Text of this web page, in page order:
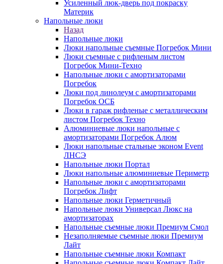
Усиленный люк-дверь под покраску
Материк
Напольные люки
Назад
Напольные люки
Люки напольные съемные Погребок Мини
Люки съемные с рифленым листом
Погребок Мини-Техно
Напольные люки с амортизаторами
Погребок
Люки под линолеум с амортизаторами
Погребок ОСБ
Люки в гараж рифленые с металлическим
листом Погребок Техно
Алюминиевые люки напольные с
амортизаторами Погребок Алюм
Люки напольные стальные эконом Event
ЛНСЭ
Напольные люки Портал
Люки напольные алюминиевые Периметр
Напольные люки с амортизаторами
Погребок Лифт
Напольные люки Герметичный
Напольные люки Универсал Люкс на
амортизаторах
Напольные съемные люки Премиум Смол
Незаполняемые съемные люки Премиум
Лайт
Напольные съемные люки Компакт